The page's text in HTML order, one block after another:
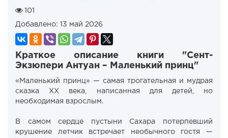
101
Добавлено: 13 май 2026
Краткое описание книги "Сент-
Экзюпери Антуан – Маленький принц"
«Маленький принц» — самая трогательная и мудрая
сказка XX века, написанная для детей, но
необходимая взрослым.
В самом сердце пустыни Сахара потерпевший
крушение летчик встречает необычного гостя —